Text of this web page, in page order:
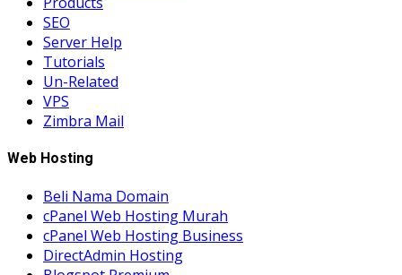
SEO
Server Help
Tutorials
Un-Related
VPS
Zimbra Mail
Web Hosting
Beli Nama Domain
cPanel Web Hosting Murah
cPanel Web Hosting Business
DirectAdmin Hosting